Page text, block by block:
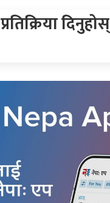
प्रतिक्रिया दिनुहोस्